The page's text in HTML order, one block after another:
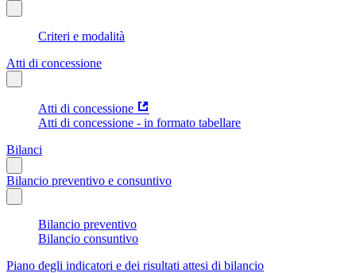
Criteri e modalità
Atti di concessione
Atti di concessione
Atti di concessione - in formato tabellare
Bilanci
Bilancio preventivo e consuntivo
Bilancio preventivo
Bilancio consuntivo
Piano degli indicatori e dei risultati attesi di bilancio